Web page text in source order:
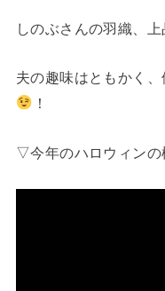
しのぶさんの羽織、
夫の趣味はともかく
！
▽今年のハロウィン